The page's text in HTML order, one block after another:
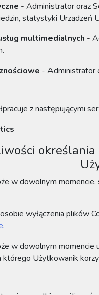
- Administratororaz
statystyki Urządzeń
multimedialnych -
- Administrator
z następującymi
w dowolnym momencie,
wyłączenia plików
.
w dowolnym momencie
Użytkowanik